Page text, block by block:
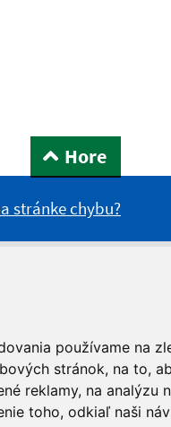
používame na
stránok, na to,
reklamy, na analýzu
toho, odkiaľ naši
Hore
stránke chybu?